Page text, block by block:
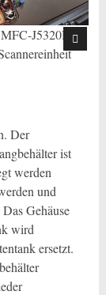
J5320DW
Der
ist
werden
und
Gehäuse
wird
ersetzt.